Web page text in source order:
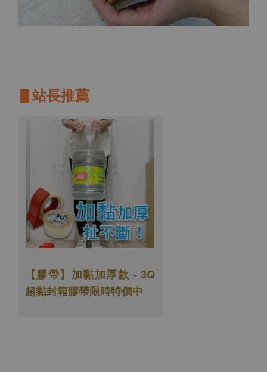
▋站長推薦
【膠帶】加黏加厚款 - 3Q
超黏封箱膠帶限時特價中